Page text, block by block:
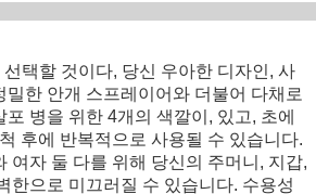
택할 것이다, 당신 우아한 디자인, 사
밀한 안개 스프레이어와 더불어 다채로
병을 위한 4개의 색깔이, 있고, 초에
후에 반복적으로 사용될 수 있습니다.
여자 둘 다를 위해 당신의 주머니, 지갑,
한으로 미끄러질 수 있습니다. 수용성